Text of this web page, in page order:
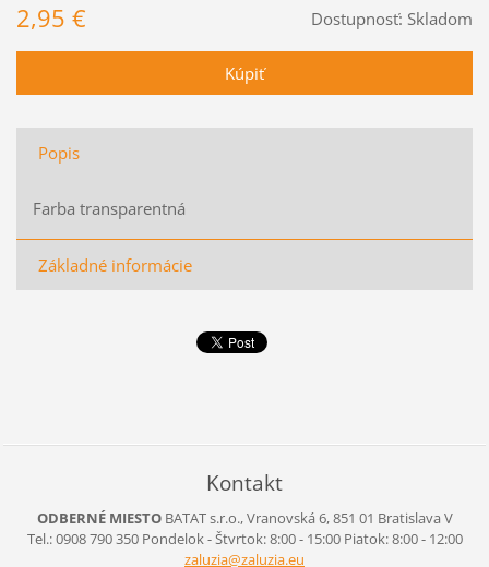
Dostupnosť: Skladom
2,95 €
Popis
Farba transparentná
Základné informácie
Kontakt
ODBERNÉ MIESTO BATAT s.r.o., Vranovská 6, 851 01 Bratislava V
Tel.: 0908 790 350 Pondelok - Štvrtok: 8:00 - 15:00 Piatok: 8:00 - 12:00
zaluzia@zaluzia.eu